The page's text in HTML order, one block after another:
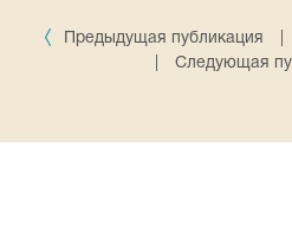
Предыдущая публикация
Следующая